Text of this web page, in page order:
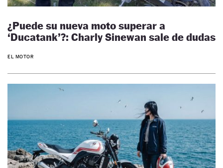
¿Puede su nueva moto superar a
‘Ducatank’?: Charly Sinewan sale de dudas
EL MOTOR